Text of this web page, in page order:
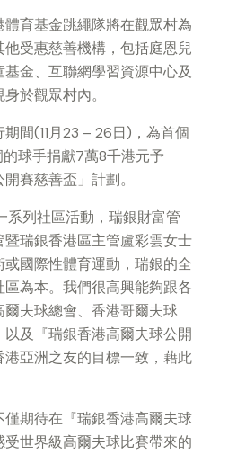
育基金跳繩隊將在觀眾村為
受惠慈善機構，包括庭恩兒
金、互聯網學習資源中心及
於觀眾村內。
間(11月23 – 26日)，為首個
球手捐獻7萬8千港元予
賽慈善盃」計劃。
系列社區活動，瑞銀財富管
瑞銀香港區主管盧彩雲女士
國際性體育運動，瑞銀的全
為本。我們很高興能夠跟各
夫球總會、香港哥爾夫球
及『瑞銀香港高爾夫球公開
亞洲之友的目標一致，藉此
期待在『瑞銀香港高爾夫球
世界級高爾夫球比賽帶來的